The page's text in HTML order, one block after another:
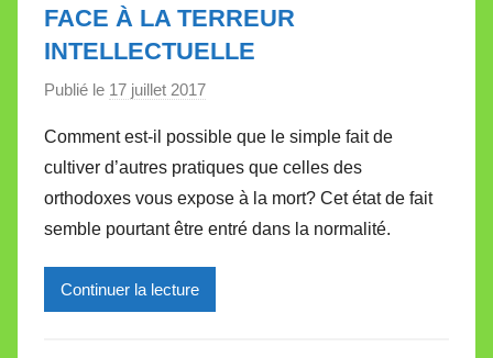
t
t
e
FACE À LA TERREUR
INTELLECTUELLE
Publié le 17 juillet 2017
r
M
i
r
l
Comment est-il possible que le simple fait de
cultiver d’autres pratiques que celles des
orthodoxes vous expose à la mort? Cet état de fait
semble pourtant être entré dans la normalité.
Continuer la lecture